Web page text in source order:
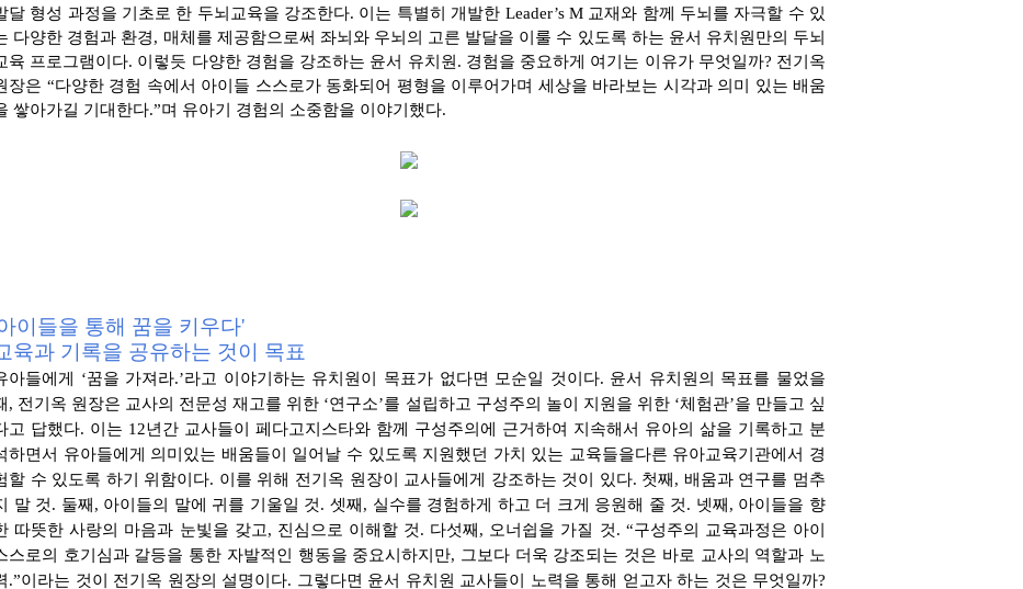
달 형성 과정을 기초로 한 두뇌교육을 강조한다. 이는 특별히 개발한 Leader’s M 교재와 함께 두뇌를 자극할 수 있
다양한 경험과 환경, 매체를 제공함으로써 좌뇌와 우뇌의 고른 발달을 이룰 수 있도록 하는 윤서 유치원만의 두뇌
육 프로그램이다. 이렇듯 다양한 경험을 강조하는 윤서 유치원. 경험을 중요하게 여기는 이유가 무엇일까? 전기옥
장은 “다양한 경험 속에서 아이들 스스로가 동화되어 평형을 이루어가며 세상을 바라보는 시각과 의미 있는 배움
쌓아가길 기대한다.”며 유아기 경험의 소중함을 이야기했다.
이들을 통해 꿈을 키우다'
육과 기록을 공유하는 것이 목표
아들에게 ‘꿈을 가져라.’라고 이야기하는 유치원이 목표가 없다면 모순일 것이다. 윤서 유치원의 목표를 물었을
, 전기옥 원장은 교사의 전문성 재고를 위 한 ‘연구소’를 설립하고 구성주의 놀이 지원을 위한 ‘체험관’을 만들고 싶
고 답했다. 이는 12년간 교사들이 페다고지스타와 함께 구성주의 에 근거하여 지속해서 유아의 삶을 기록하고 분
하면서 유아들에게 의미있는 배움들이 일어날 수 있도록 지원했던 가치 있는 교육들을다른 유아교육기관에서 경
할 수 있도록 하기 위함이다. 이를 위해 전기옥 원장이 교사들에게 강조하는 것이 있다. 첫째, 배움과 연구를 멈추
말 것. 둘째, 아이들의 말에 귀를 기울일 것. 셋째, 실수를 경험하게 하고 더 크게 응원해 줄 것. 넷째, 아이들을 향
따뜻한 사랑의 마음과 눈빛을 갖고, 진심으로 이해할 것. 다섯째, 오너 쉽을 가질 것. “구성주의 교육과정은 아이
스로의 호기심과 갈등을 통한 자발적인 행동을 중요시하지만, 그보다 더욱 강조되는 것은 바로 교사의 역할과 노
.”이라는 것이 전기옥 원장의 설명이다. 그렇다면 윤서 유치원 교사들이 노력을 통해 얻고자 하는 것은 무엇일까?